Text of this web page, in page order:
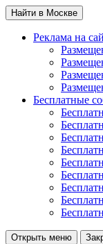
Найти в Москве
Реклама на
Бесплатные
Открыть меню